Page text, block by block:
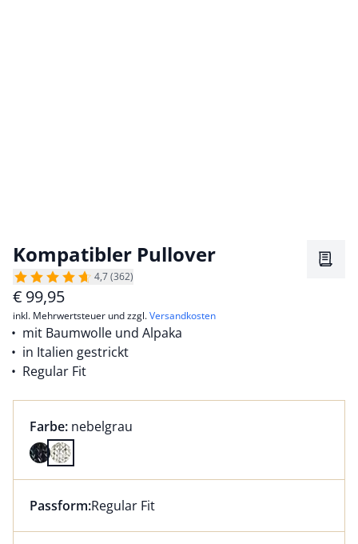
Kompatibler Pullover
4,7 (362)
€ 99,95
inkl. Mehrwertsteuer und zzgl.Versandkosten
mit Baumwolle und Alpaka
in Italien gestrickt
Regular Fit
Farbauswahl:
Farbe: aktuell ausgewählt:
nebelgrau
Farbe nebelgrau ausgewählt
Dieser Artikel hat die Passform Regular Fit. für
Passform:Regular Fit